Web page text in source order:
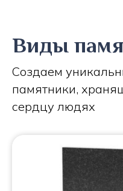
Виды
Создаем
памятники,
сердцу людях